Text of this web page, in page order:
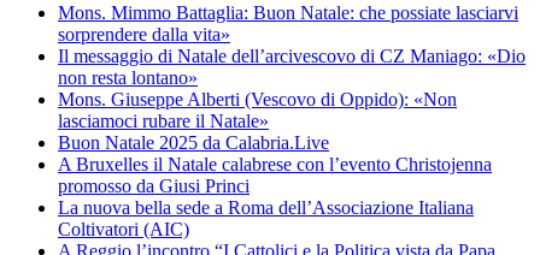
Mons. Mimmo Battaglia: Buon Natale: che possiate lasciarvi
sorprendere dalla vita»
Il messaggio di Natale dell’arcivescovo di CZ Maniago: «Dio
non resta lontano»
Mons. Giuseppe Alberti (Vescovo di Oppido): «Non
lasciamoci rubare il Natale»
Buon Natale 2025 da Calabria.Live
A Bruxelles il Natale calabrese con l’evento Christojenna
promosso da Giusi Princi
La nuova bella sede a Roma dell’Associazione Italiana
Coltivatori (AIC)
A Reggio l’incontro “I Cattolici e la Politica vista da Papa